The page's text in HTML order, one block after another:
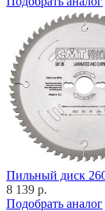
Пильный диск
8 139 р.
Подобрать аналог